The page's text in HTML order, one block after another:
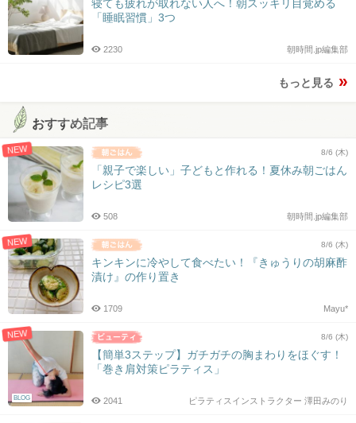
寝ても疲れが取れない人へ！朝スッキリ目覚める
「睡眠習慣」3つ
朝時間.jp編集部
2230
もっと見る
おすすめ記事
NEW 8/6 (木)
「親子で楽しい」子どもと作れる！夏休み朝ごはん
レシピ3選
朝時間.jp編集部
508
NEW 8/6 (木)
キンキンに冷やして食べたい！『きゅうりの胡麻酢
漬け』の作り置き
Mayu*
1709
NEW
BLOG
8/6 (木)
【簡単3ステップ】ガチガチの胸まわりをほぐす！
「巻き肩対策ピラティス」
ピラティスインストラクター 澤田みのり
2041